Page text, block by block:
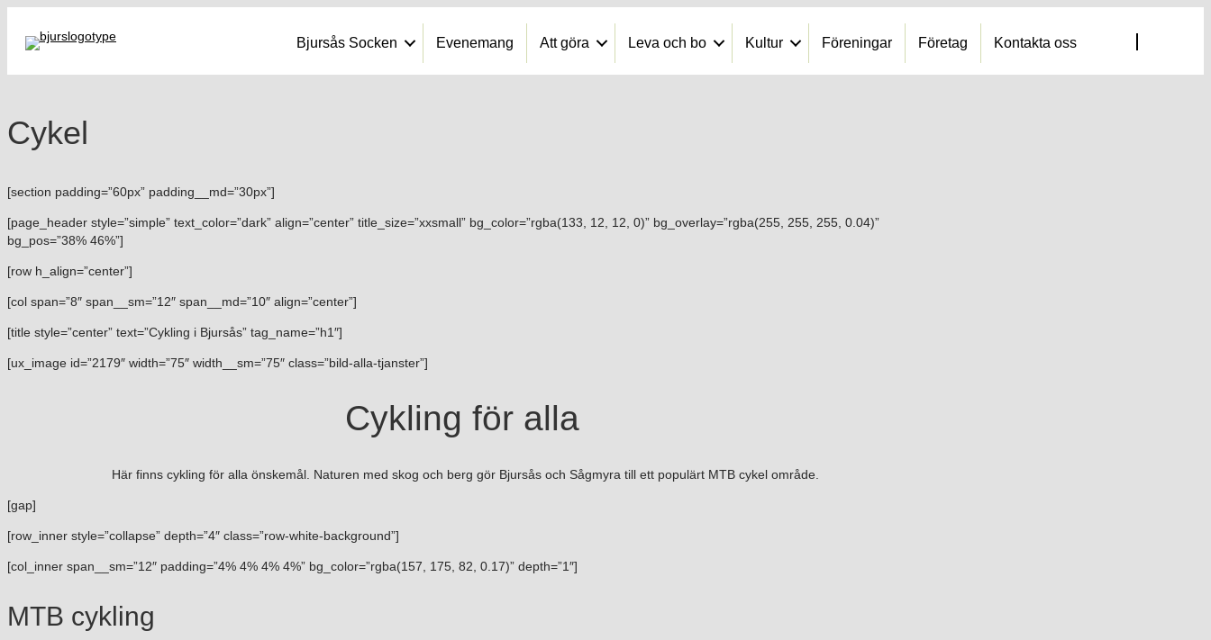
Bjursås Socken Evenemang Att göra Leva och bo Kultur Föreningar Företag Kontakta oss
Cykel
[section padding=”60px” padding__md=”30px”]
[page_header style=”simple” text_color=”dark” align=”center” title_size=”xxsmall” bg_color=”rgba(133, 12, 12, 0)” bg_overlay=”rgba(255, 255, 255, 0.04)”
bg_pos=”38% 46%”]
[row h_align=”center”]
[col span=”8″ span__sm=”12″ span__md=”10″ align=”center”]
[title style=”center” text=”Cykling i Bjursås” tag_name=”h1″]
[ux_image id=”2179″ width=”75″ width__sm=”75″ class=”bild-alla-tjanster”]
Cykling för alla
Här finns cykling för alla önskemål. Naturen med skog och berg gör Bjursås och Sågmyra till ett populärt MTB cykel område.
[gap]
[row_inner style=”collapse” depth=”4″ class=”row-white-background”]
[col_inner span__sm=”12″ padding=”4% 4% 4% 4%” bg_color=”rgba(157, 175, 82, 0.17)” depth=”1″]
MTB cykling